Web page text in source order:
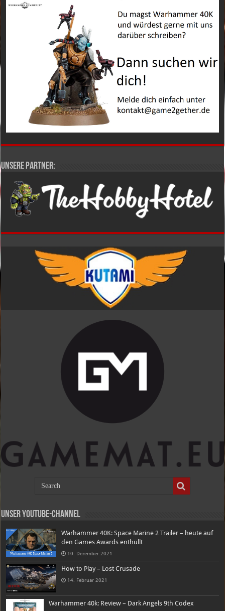
Unsere Partner:
Unser Youtube-Channel
Warhammer 40K: Space Marine 2 Trailer – heute auf
den Games Awards enthüllt
10. Dezember 2021
How to Play – Lost Crusade
14. Februar 2021
Warhammer 40k: Review – Dark Angels 9th Codex